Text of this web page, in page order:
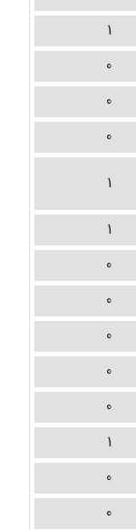
1
0
0
0
1
1
0
0
0
0
0
1
0
0